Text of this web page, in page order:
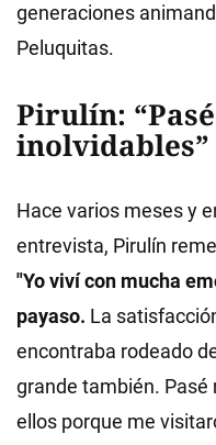
generaciones
Peluquitas.
Pirulín:
inolvidables”
Hace varios meses y
entrevista, Pirulín
"Yo viví con mucha
payaso. La
encontraba rodeado
grande también.
ellos porque me